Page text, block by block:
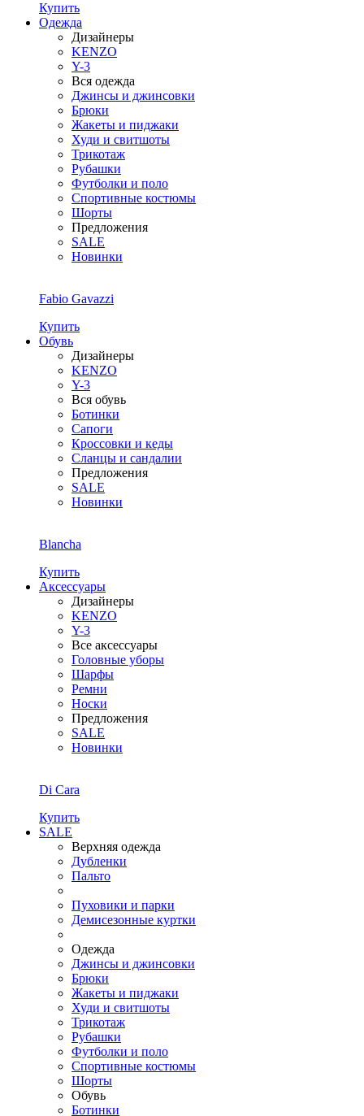
Купить
Одежда
Дизайнеры
KENZO
Y-3
Вся одежда
Джинсы и джинсовки
Брюки
Жакеты и пиджаки
Худи и свитшоты
Трикотаж
Рубашки
Футболки и поло
Спортивные костюмы
Шорты
Предложения
SALE
Новинки
Fabio Gavazzi
Купить
Обувь
Дизайнеры
KENZO
Y-3
Вся обувь
Ботинки
Сапоги
Кроссовки и кеды
Сланцы и сандалии
Предложения
SALE
Новинки
Blancha
Купить
Аксессуары
Дизайнеры
KENZO
Y-3
Все аксессуары
Головные уборы
Шарфы
Ремни
Носки
Предложения
SALE
Новинки
Di Cara
Купить
SALE
Верхняя одежда
Дубленки
Пальто
Пуховики и парки
Демисезонные куртки
Одежда
Джинсы и джинсовки
Брюки
Жакеты и пиджаки
Худи и свитшоты
Трикотаж
Рубашки
Футболки и поло
Спортивные костюмы
Шорты
Обувь
Ботинки